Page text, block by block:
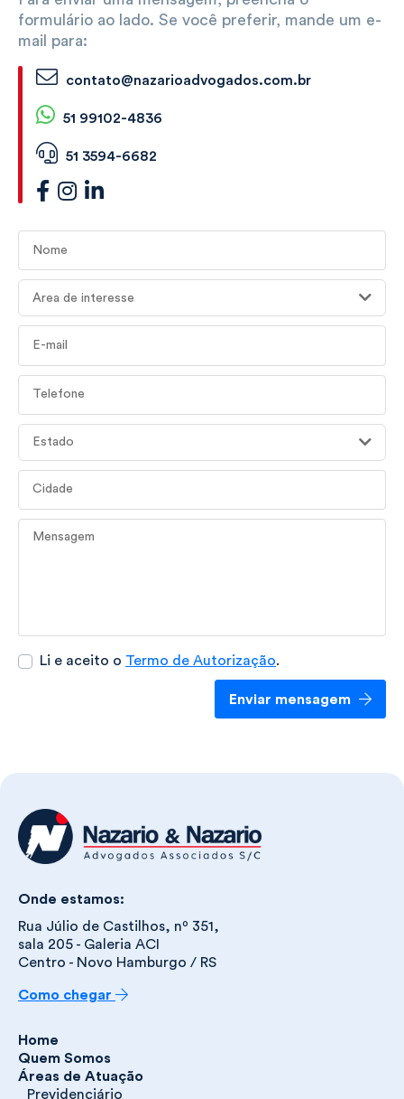
formulário ao lado. Se você preferir, mande um e-
mail para:
contato@nazarioadvogados.com.br
51 99102-4836
51 3594-6682
Área de interesse
Estado
Li e aceito o Termo de Autorização.
Enviar mensagem
Onde estamos:
Rua Júlio de Castilhos, nº 351,
sala 205 - Galeria ACI
Centro - Novo Hamburgo / RS
Como chegar
Home
Quem Somos
Áreas de Atuação
Previdenciário